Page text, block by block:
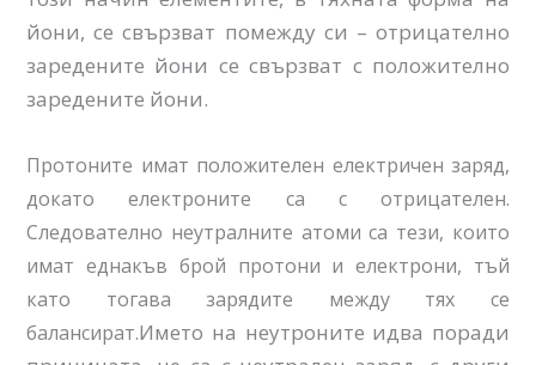
йони, се свързват помежду си – отрицателно
заредените йони се свързват с положително
заредените йони.
Протоните имат положителен електричен заряд,
докато електроните са с отрицателен.
Следователно неутралните атоми са тези, които
имат еднакъв брой протони и електрони, тъй
като тогава зарядите между тях се
балансират.Името на неутроните идва поради